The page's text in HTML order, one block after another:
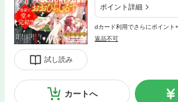
試し読み
ポイント詳細
dカード利用でさらにポイント
返品不可
カートへ